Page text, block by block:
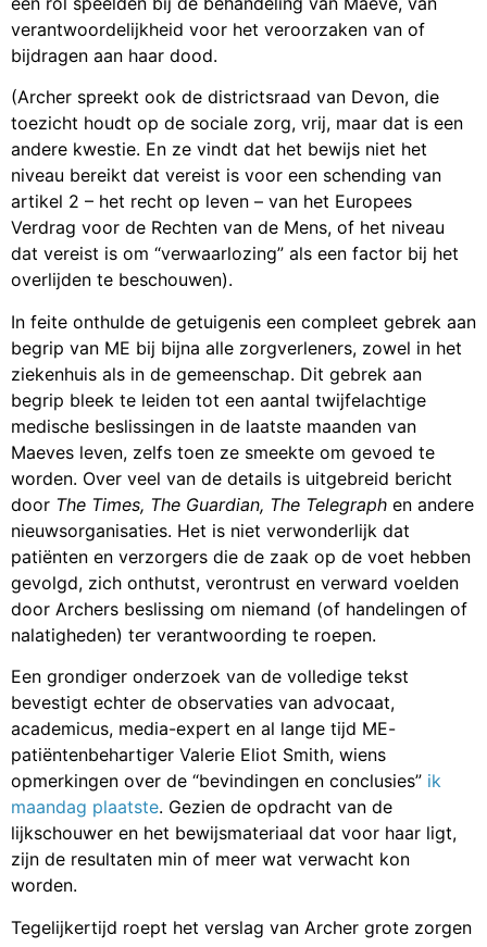
verantwoordelijkheid voor het veroorzaken van of
bijdragen aan haar dood.
(Archer spreekt ook de districtsraad van Devon, die
toezicht houdt op de sociale zorg, vrij, maar dat is een
andere kwestie. En ze vindt dat het bewijs niet het
niveau bereikt dat vereist is voor een schending van
artikel 2 – het recht op leven – van het Europees
Verdrag voor de Rechten van de Mens, of het niveau
dat vereist is om “verwaarlozing” als een factor bij het
overlijden te beschouwen).
In feite onthulde de getuigenis een compleet gebrek aan
begrip van ME bij bijna alle zorgverleners, zowel in het
ziekenhuis als in de gemeenschap. Dit gebrek aan
begrip bleek te leiden tot een aantal twijfelachtige
medische beslissingen in de laatste maanden van
Maeves leven, zelfs toen ze smeekte om gevoed te
worden. Over veel van de details is uitgebreid bericht
door The Times, The Guardian, The Telegraph en andere
nieuwsorganisaties. Het is niet verwonderlijk dat
patiënten en verzorgers die de zaak op de voet hebben
gevolgd, zich onthutst, verontrust en verward voelden
door Archers beslissing om niemand (of handelingen of
nalatigheden) ter verantwoording te roepen.
Een grondiger onderzoek van de volledige tekst
bevestigt echter de observaties van advocaat,
academicus, media-expert en al lange tijd ME-
patiëntenbehartiger Valerie Eliot Smith, wiens
opmerkingen over de “bevindingen en conclusies” ik
maandag plaatste. Gezien de opdracht van de
lijkschouwer en het bewijsmateriaal dat voor haar ligt,
zijn de resultaten min of meer wat verwacht kon
worden.
Tegelijkertijd roept het verslag van Archer grote zorgen